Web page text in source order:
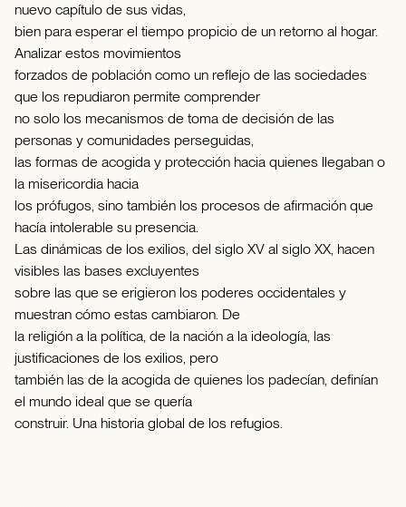
nuevo capítulo de sus vidas,
bien para esperar el tiempo propicio de un retorno al hogar.
Analizar estos movimientos
forzados de población como un reflejo de las sociedades
que los repudiaron permite comprender
no solo los mecanismos de toma de decisión de las
personas y comunidades perseguidas,
las formas de acogida y protección hacia quienes llegaban o
la misericordia hacia
los prófugos, sino también los procesos de afirmación que
hacía intolerable su presencia.
Las dinámicas de los exilios, del siglo XV al siglo XX, hacen
visibles las bases excluyentes
sobre las que se erigieron los poderes occidentales y
muestran cómo estas cambiaron. De
la religión a la política, de la nación a la ideología, las
justificaciones de los exilios, pero
también las de la acogida de quienes los padecían, definían
el mundo ideal que se quería
construir. Una historia global de los refugios.